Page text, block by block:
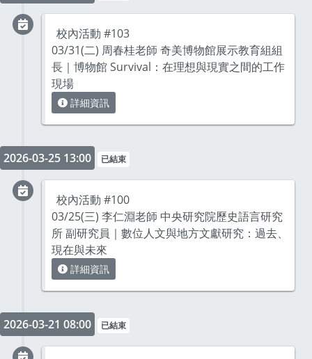
校內活動 #103
03/31(二) 周春桂老師 奇美博物館展示教育組組
長｜博物館 Survival：在理想與現實之間的工作
現場
詳細資訊
2026-03-25 13:00 已結束
校內活動 #100
03/25(三) 李仁淵老師 中央研究院歷史語言研究
所 副研究員｜數位人文與地方文獻研究：過去、
現在與未來
詳細資訊
2026-03-21 08:00 已結束